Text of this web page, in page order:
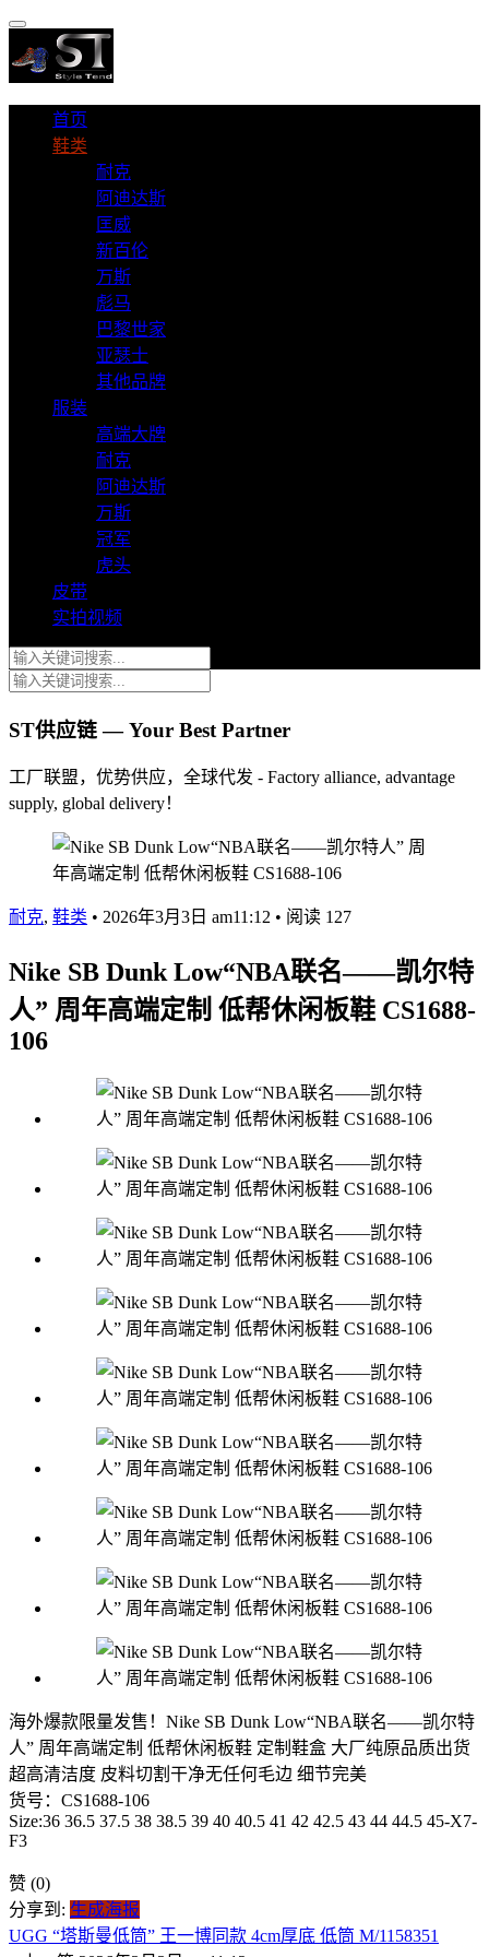
首页
鞋类
耐克
阿迪达斯
匡威
新百伦
万斯
彪马
巴黎世家
亚瑟士
其他品牌
服装
高端大牌
耐克
阿迪达斯
万斯
冠军
虎头
皮带
实拍视频
ST供应链 — Your Best Partner
工厂联盟，优势供应，全球代发 - Factory alliance, advantage
supply, global delivery！
耐克, 鞋类 • 2026年3月3日 am11:12 • 阅读 127
Nike SB Dunk Low“NBA联名——凯尔特
人” 周年高端定制 低帮休闲板鞋 CS1688-
106
海外爆款限量发售！Nike SB Dunk Low“NBA联名——凯尔特
人” 周年高端定制 低帮休闲板鞋 定制鞋盒 大厂纯原品质出货
超高清洁度 皮料切割干净无任何毛边 细节完美
货号：CS1688-106
Size:36 36.5 37.5 38 38.5 39 40 40.5 41 42 42.5 43 44 44.5 45-X7-
F3
赞 (0)
分享到: 生成海报
UGG “塔斯曼低筒” 王一博同款 4cm厚底 低筒 M/1158351